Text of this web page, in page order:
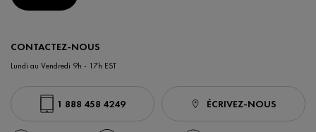
CONTACTEZ-NOUS
Lundi au Vendredi 9h - 17h EST
1 888 458 4249 ÉCRIVEZ-NOUS